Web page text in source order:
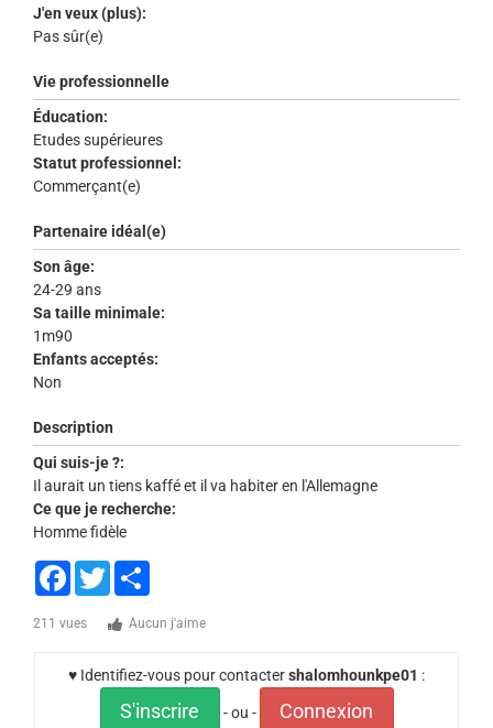
J'en veux (plus):
Pas sûr(e)
Vie professionnelle
Éducation:
Etudes supérieures
Statut professionnel:
Commerçant(e)
Partenaire idéal(e)
Son âge:
24-29 ans
Sa taille minimale:
1m90
Enfants acceptés:
Non
Description
Qui suis-je ?:
Il aurait un tiens kaffé et il va habiter en l'Allemagne
Ce que je recherche:
Homme fidèle
Facebook
Twitter
211 vues Aucun j'aime
♥ Identifiez-vous pour contactershalomhounkpe01 :
S'inscrire - ou - Connexion